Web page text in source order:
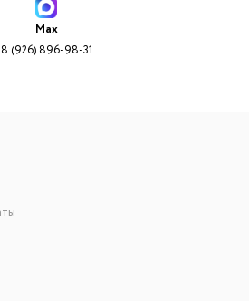
Max
8 (926) 896-98-31